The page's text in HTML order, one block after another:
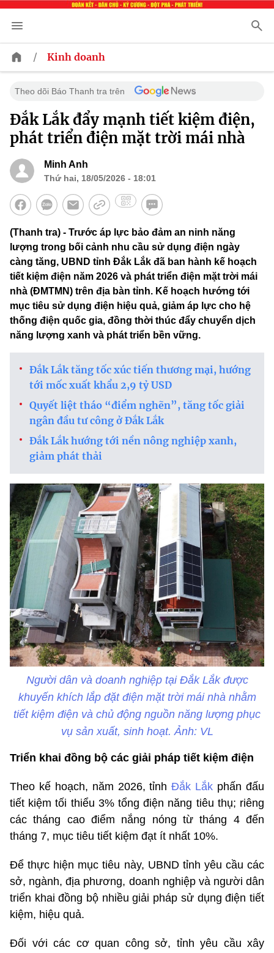
/ Kinh doanh
Theo dõi Báo Thanh tra trên
Đắk Lắk đẩy mạnh tiết kiệm điện,
phát triển điện mặt trời mái nhà
Minh Anh
Thứ hai, 18/05/2026 - 18:01
(Thanh tra) - Trước áp lực bảo đảm an ninh năng
lượng trong bối cảnh nhu cầu sử dụng điện ngày
càng tăng, UBND tỉnh Đắk Lắk đã ban hành kế hoạch
tiết kiệm điện năm 2026 và phát triển điện mặt trời mái
nhà (ĐMTMN) trên địa bàn tỉnh. Kế hoạch hướng tới
mục tiêu sử dụng điện hiệu quả, giảm áp lực cho hệ
thống điện quốc gia, đồng thời thúc đẩy chuyển dịch
năng lượng xanh và phát triển bền vững.
Đắk Lắk tăng tốc xúc tiến thương mại, hướng
tới mốc xuất khẩu 2,9 tỷ USD
Quyết liệt tháo “điểm nghẽn”, tăng tốc giải
ngân đầu tư công ở Đắk Lắk
Đắk Lắk hướng tới nền nông nghiệp xanh,
giảm phát thải
Người dân và doanh nghiệp tại Đắk Lắk được
khuyến khích lắp đặt điện mặt trời mái nhà nhằm
tiết kiệm điện và chủ động nguồn năng lượng phục
vụ sản xuất, sinh hoạt. Ảnh: VL
Triển khai đồng bộ các giải pháp tiết kiệm điện
Theo kế hoạch, năm 2026, tỉnh Đắk Lắk phấn đấu
tiết kiệm tối thiểu 3% tổng điện năng tiêu thụ; riêng
các tháng cao điểm nắng nóng từ tháng 4 đến
tháng 7, mục tiêu tiết kiệm đạt ít nhất 10%.
Để thực hiện mục tiêu này, UBND tỉnh yêu cầu các
sở, ngành, địa phương, doanh nghiệp và người dân
triển khai đồng bộ nhiều giải pháp sử dụng điện tiết
kiệm, hiệu quả.
Đối với các cơ quan công sở, tỉnh yêu cầu xây